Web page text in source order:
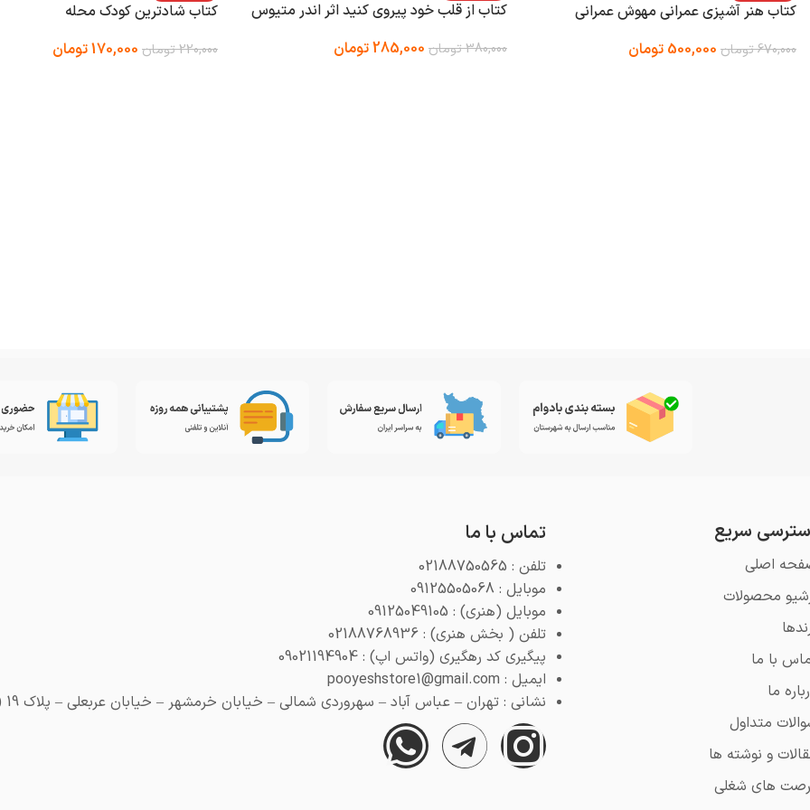
کتاب هنر آشپزی عمرانی مهوش عمرانی
670,000تومان 500,000 تومان
کتاب از قلب خود پیروی کنید اثر اندر متیوس
380,000تومان 285,000تومان
کتاب شادترین کودک محله
220,000تومان 170,000تومان
سریع
اصلی
محصولات
با ما
ما
متداول
و نوشته ها
های شغلی
تماس با ما
تلفن : 02188750565
موبایل : 09125505068
موبایل (هنری) : 09125049105
تلفن ( بخش هنری) : 02188768936
پیگیری کد رهگیری (واتس اپ) : 09021194904
ایمیل : pooyeshstore1@gmail.com
نشانی : تهران – عباس آباد – سهروردی شمالی – خیابان خرمشهر – خیابان عربعلی – پلاک 19 (هنری پلاک 29)